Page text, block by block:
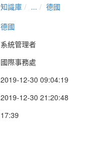
知識庫 ...
德國
德國
系統管理者
國際事務處
2019-12-30 09:04:19
2019-12-30 21:20:48
17:39